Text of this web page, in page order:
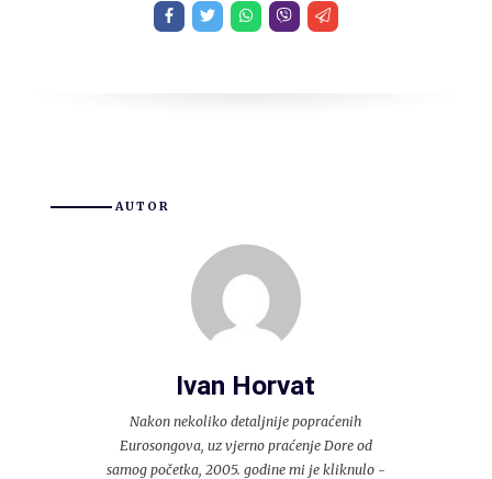
AUTOR
Ivan Horvat
Nakon nekoliko detaljnije popraćenih
Eurosongova, uz vjerno praćenje Dore od
samog početka, 2005. godine mi je kliknulo -